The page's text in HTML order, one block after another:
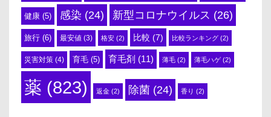
健康 (5) 感染 (24) 新型コロナウイルス (26)
旅行 (6) 最安値 (3) 格安 (2) 比較 (7) 比較ランキング (2)
災害対策 (4) 育毛 (5) 育毛剤 (11) 薄毛 (2) 薄毛ハゲ(2)
薬 (823) 返金 (2) 除菌 (24) 香り (2)